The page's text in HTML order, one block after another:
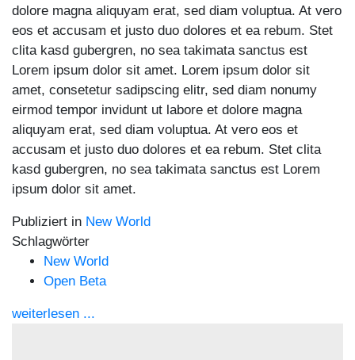
dolore magna aliquyam erat, sed diam voluptua. At vero
eos et accusam et justo duo dolores et ea rebum. Stet
clita kasd gubergren, no sea takimata sanctus est
Lorem ipsum dolor sit amet. Lorem ipsum dolor sit
amet, consetetur sadipscing elitr, sed diam nonumy
eirmod tempor invidunt ut labore et dolore magna
aliquyam erat, sed diam voluptua. At vero eos et
accusam et justo duo dolores et ea rebum. Stet clita
kasd gubergren, no sea takimata sanctus est Lorem
ipsum dolor sit amet.
Publiziert in New World
Schlagwörter
New World
Open Beta
weiterlesen ...